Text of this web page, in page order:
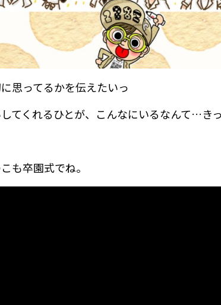
思ってるかを伝えたいっ
てくれるひとが、こんなにいるなんて…き
も卒園式でね。